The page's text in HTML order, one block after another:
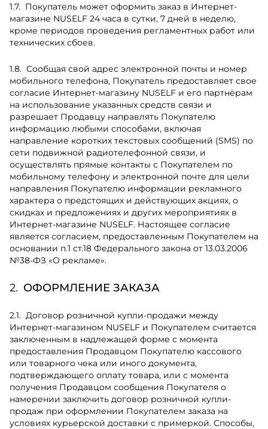
Покупатель может оформить заказ в Интернет-
магазине NUSELF 24 часа в сутки, 7 дней в неделю,
кроме периодов проведения регламентных работ или
технических сбоев.
Сообщая свой адрес электронной почты и номер
мобильного телефона, Покупатель предоставляет свое
согласие Интернет-магазину NUSELF и его партнёрам
на использование указанных средств связи и
разрешает Продавцу направлять Покупателю
информацию любыми способами, включая
направление коротких текстовых сообщений (SMS) по
сети подвижной радиотелефонной связи, и
осуществлять прямые контакты с Покупателем по
мобильному телефону и электронной почте для цели
направления Покупателю информации рекламного
характера о предстоящих и действующих акциях, о
скидках и предложениях и других мероприятиях в
Интернет-магазине NUSELF. Настоящее согласие
является согласием, предоставленным Покупателем на
основании п.1 ст.18 Федерального закона от 13.03.2006
№38-ФЗ «О рекламе».
ОФОРМЛЕНИЕ ЗАКАЗА
Договор розничной купли-продажи между
Интернет-магазином NUSELF и Покупателем считается
заключенным в надлежащей форме с момента
предоставления Продавцом Покупателю кассового
или товарного чека или иного документа,
подтверждающего оплату товара, или с момента
получения Продавцом сообщения Покупателя о
намерении заключить договор розничной купли-
продаж при оформлении Покупателем заказа на
условиях курьерской доставки с примеркой. Способы,